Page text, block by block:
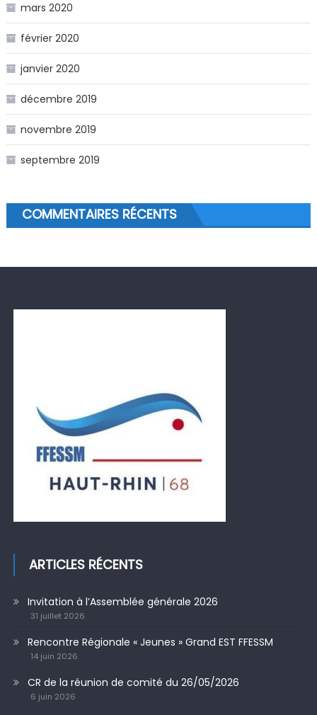
mars 2020
février 2020
janvier 2020
décembre 2019
novembre 2019
septembre 2019
COMMENTAIRES RÉCENTS
ARTICLES RÉCENTS
Invitation à l’Assemblée générale 2026
31 juillet 2026
Rencontre Régionale « Jeunes » Grand EST FFESSM
14 juin 2026
CR de la réunion de comité du 26/05/2026
6 juin 2026